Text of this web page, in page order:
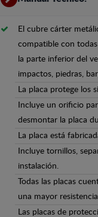
El cubre cárter
compatible con
la parte inferior del
impactos, piedras,
La placa protege los
Incluye un orificio
desmontar la placa
La placa está
Incluye tornillos,
instalación.
Todas las placas
una mayor
Las placas de